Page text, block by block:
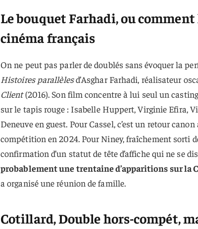
Le bouquet Farhadi, ou
cinéma français
On ne peut pas parler de doublés sans évoquer la
Histoires parallèlesd’Asghar Farhadi, réalisateur
Client(2016). Son film concentre à lui seul un
sur le tapis rouge : Isabelle Huppert, Virginie Efira,
Deneuve en guest. Pour Cassel, c’est un retour canon
compétition en 2024. Pour Niney, fraîchement sorti
confirmation d’un statut de tête d’affiche qui ne se
probablement une trentaine d’apparitions sur la
a organisé une réunion de famille.
Cotillard, Double hors-compét,